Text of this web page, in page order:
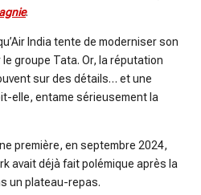
.
India tente de moderniser son
groupe Tata. Or, la réputation
sur des détails… et une
elle, entame sérieusement la
première, en septembre 2024,
avait déjà fait polémique après la
un plateau-repas.